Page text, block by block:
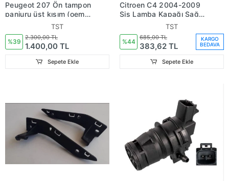
Peugeot 207 Ön tampon
panjuru üst kısım (oem
no: 7414QAX)TST
%39
2.300,00 TL
1.400,00 TL
Sepete Ekle
Citroen C4 2004-2009
Sis Lamba Kapağı Sağ
Siyah Delikli (Oem No:
7414JTRH)
TST
%44
685,00 TL
383,62 TL
KARGO
BEDAVA
Sepete Ekle